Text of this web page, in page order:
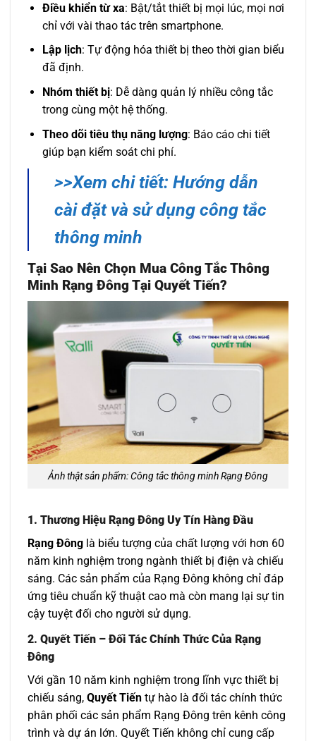
Điều khiển từ xa: Bật/tắt thiết bị mọi lúc, mọi nơi
chỉ với vài thao tác trên smartphone.
Lập lịch: Tự động hóa thiết bị theo thời gian biểu
đã định.
Nhóm thiết bị: Dễ dàng quản lý nhiều công tắc
trong cùng một hệ thống.
Theo dõi tiêu thụ năng lượng: Báo cáo chi tiết
giúp bạn kiểm soát chi phí.
>>Xem chi tiết: Hướng dẫn
cài đặt và sử dụng công tắc
thông minh
Tại Sao Nên Chọn Mua Công Tắc Thông
Minh Rạng Đông Tại Quyết Tiến?
Ảnh thật sản phẩm: Công tắc thông minh Rạng Đông
1. Thương Hiệu Rạng Đông Uy Tín Hàng Đầu
Rạng Đông là biểu tượng của chất lượng với hơn 60
năm kinh nghiệm trong ngành thiết bị điện và chiếu
sáng. Các sản phẩm của Rạng Đông không chỉ đáp
ứng tiêu chuẩn kỹ thuật cao mà còn mang lại sự tin
cậy tuyệt đối cho người sử dụng.
2. Quyết Tiến – Đối Tác Chính Thức Của Rạng
Đông
Với gần 10 năm kinh nghiệm trong lĩnh vực thiết bị
chiếu sáng, Quyết Tiến tự hào là đối tác chính thức
phân phối các sản phẩm Rạng Đông trên kênh công
trình và dự án lớn. Quyết Tiến không chỉ cung cấp